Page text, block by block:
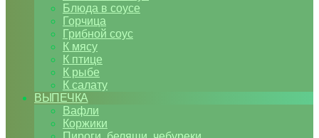
Блюда в соусе
Горчица
Грибной соус
К мясу
К птице
К рыбе
К салату
ВЫПЕЧКА
Вафли
Коржики